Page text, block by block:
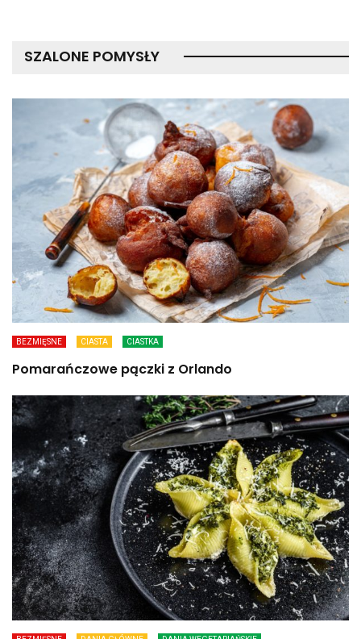
SZALONE POMYSŁY
BEZMIĘSNE CIASTA CIASTKA
Pomarańczowe pączki z Orlando